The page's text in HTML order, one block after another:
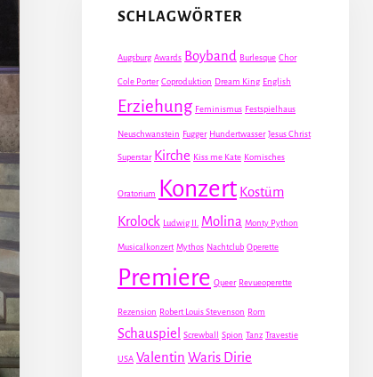
SCHLAGWÖRTER
Augsburg Awards Boyband Burlesque Chor
Cole Porter Coproduktion Dream King English
Erziehung Feminismus Festspielhaus
Neuschwanstein Fugger Hundertwasser Jesus Christ
Superstar Kirche Kiss me Kate Komisches
Oratorium Konzert Kostüm
Krolock Ludwig II. Molina Monty Python
Musicalkonzert Mythos Nachtclub Operette
Premiere Queer Revueoperette
Rezension Robert Louis Stevenson Rom
Schauspiel Screwball Spion Tanz Travestie
USA Valentin Waris Dirie